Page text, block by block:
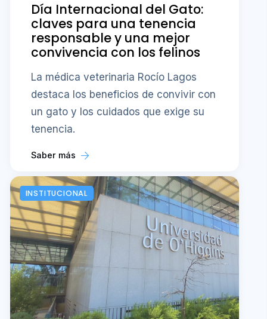
Día Internacional del Gato:
claves para una tenencia
responsable y una mejor
convivencia con los felinos
La médica veterinaria Rocío Lagos
destaca los beneficios de convivir con
un gato y los cuidados que exige su
tenencia.
Saber más
INSTITUCIONAL